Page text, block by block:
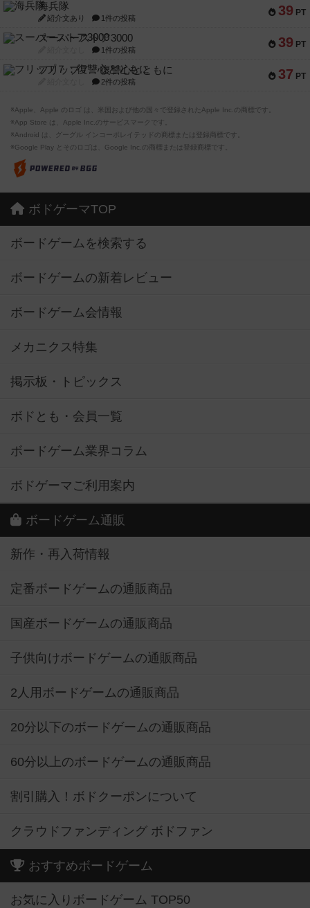
39 PT
海兵隊
紹介文あり 1件の投稿
39 PT
スーパーストア3000
1件の投稿
37 PT
フリップ７：復讐心とともに
2件の投稿
※Apple、Apple のロゴ は、米国および他の国々で登録されたApple Inc.の商標です。
※App Store は、Apple Inc.のサービスマークです。
※Android は、グーグル インコーポレイテッドの商標または登録商標です。
※Google Play とそのロゴは、Google Inc.の商標または登録商標です。
ボドゲーマTOP
ボードゲームを検索する
ボードゲームの新着レビュー
ボードゲーム会情報
メカニクス特集
掲示板・トピックス
ボドとも・会員一覧
ボードゲーム業界コラム
ボドゲーマご利用案内
ボードゲーム通販
新作・再入荷情報
定番ボードゲームの通販商品
国産ボードゲームの通販商品
子供向けボードゲームの通販商品
2人用ボードゲームの通販商品
20分以下のボードゲームの通販商品
60分以上のボードゲームの通販商品
割引購入！ボドクーポンについて
クラウドファンディング ボドファン
おすすめボードゲーム
お気に入りボードゲーム TOP50